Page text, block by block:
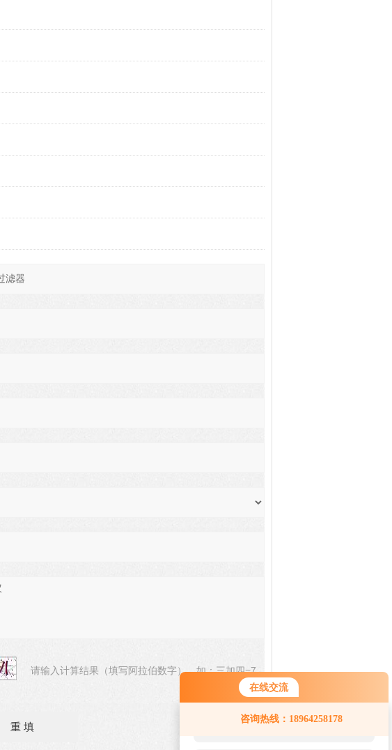
在线交流
咨询热线：18964258178
您好！欢迎前来咨询，很高兴为您
服务，请问您要咨询什么问题呢？
请输入计算结果（填写阿拉伯数字），如：三加四=7